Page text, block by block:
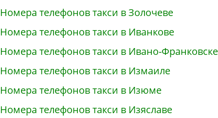
Номера телефонов такси в Золочеве
Номера телефонов такси в Иванкове
Номера телефонов такси в Ивано-Франковске
Номера телефонов такси в Измаиле
Номера телефонов такси в Изюме
Номера телефонов такси в Изяславе